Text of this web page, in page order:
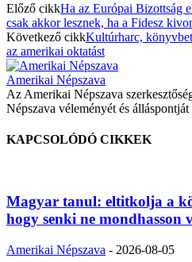
Előző cikkHa az Európai Bizottság
csak akkor lesznek, ha a Fidesz
Következő cikkKultúrharc,
az amerikai oktatást
Amerikai Népszava
Az Amerikai Népszava
Népszava véleményét és
KAPCSOLÓDÓ CIKKEK
Magyar tanul: eltitkolja a
hogy senki ne mondhasson
Amerikai Népszava - 2026-08-05